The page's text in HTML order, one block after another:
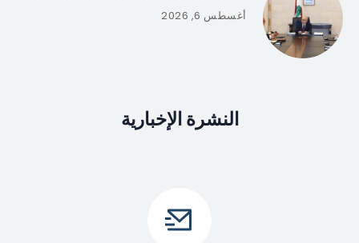
أغسطس 6, 2026
النشرة الإخبارية